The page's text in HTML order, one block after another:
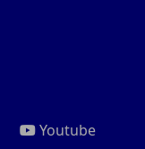
Youtube